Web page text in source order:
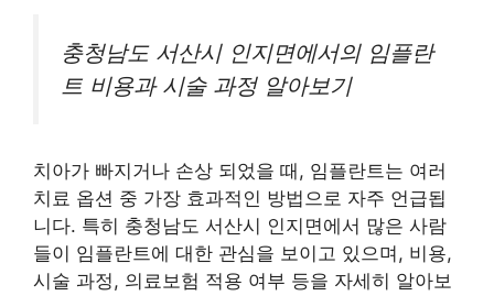
충청남도 서산시 인지면에서의 임플란
트 비용과 시술 과정 알아보기
치아가 빠지거나 손상 되었을 때, 임플란트는 여러
치료 옵션 중 가장 효과적인 방법으로 자주 언급됩
니다. 특히 충청남도 서산시 인지면에서 많은 사람
들이 임플란트에 대한 관심을 보이고 있으며, 비용,
시술 과정, 의료보험 적용 여부 등을 자세히 알아보